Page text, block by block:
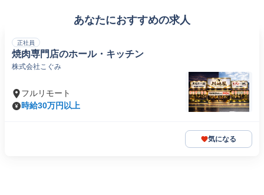
あなたにおすすめの求人
正社員
焼肉専門店のホール・キッチン
株式会社こぐみ
フルリモート
時給30万円以上
気になる